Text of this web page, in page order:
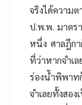
จริงได้ควา
ป.พ.พ. มาตร
หนึ่ง ศาลฎีก
ที่ว่าหากจำเ
ร่องน้ำพิพาท
จำเลยทั้งส